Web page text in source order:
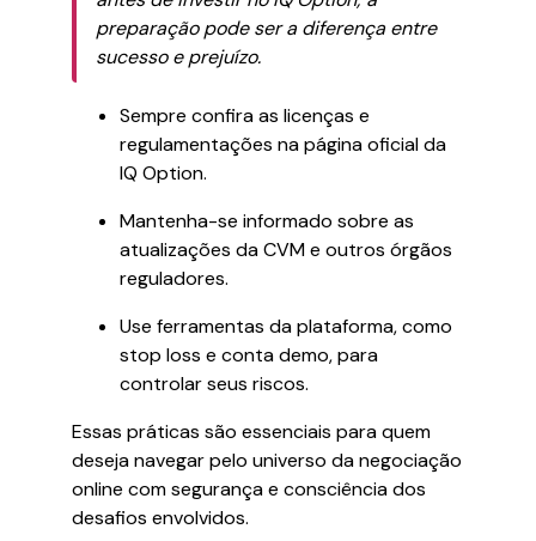
preparação pode ser a diferença entre
sucesso e prejuízo.
Sempre confira as licenças e
regulamentações na página oficial da
IQ Option.
Mantenha-se informado sobre as
atualizações da CVM e outros órgãos
reguladores.
Use ferramentas da plataforma, como
stop loss e conta demo, para
controlar seus riscos.
Essas práticas são essenciais para quem
deseja navegar pelo universo da negociação
online com segurança e consciência dos
desafios envolvidos.